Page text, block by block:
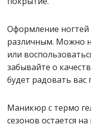
Оформление
различным. Можно
или
забывайте о
будет радовать
Маникюр с термо
сезонов остается